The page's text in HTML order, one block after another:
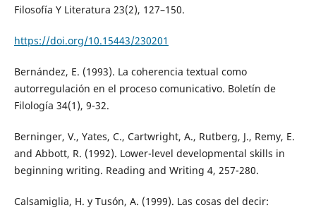
Filosofía Y Literatura 23(2), 127–150.
https://doi.org/10.15443/230201
Bernández, E. (1993). La coherencia textual como
autorregulación en el proceso comunicativo. Boletín de
Filología 34(1), 9-32.
Berninger, V., Yates, C., Cartwright, A., Rutberg, J., Remy, E.
and Abbott, R. (1992). Lower-level developmental skills in
beginning writing. Reading and Writing 4, 257-280.
Calsamiglia, H. y Tusón, A. (1999). Las cosas del decir: